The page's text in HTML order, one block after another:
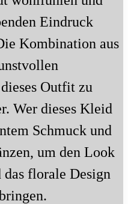
Eindruck
Kombination aus
Outfit zu
Wer dieses Kleid
Schmuck und
um den Look
florale Design